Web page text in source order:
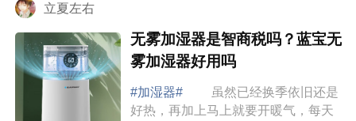
立夏左右
无雾加湿器是智商税吗？蓝宝无
雾加湿器好用吗
#加湿器#
虽然已经换季依旧还是
好热，再加上马上就要开暖气，每天